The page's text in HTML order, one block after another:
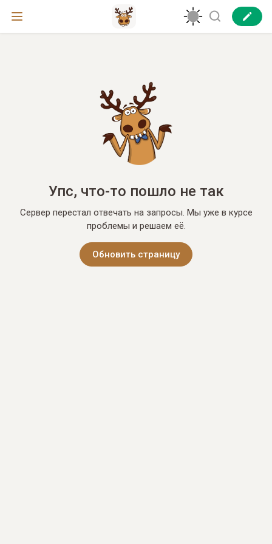
Упс, что-то пошло не так
Сервер перестал отвечать на запросы. Мы уже в курсе
проблемы и решаем её.
Обновить страницу